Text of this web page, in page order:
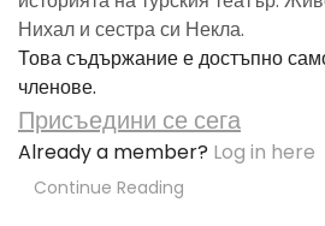
Нихал и сестра си Некла.
Това съдържание е достъпно
членове.
Присъедини се сега
Already a member? Log in here
Continue Reading